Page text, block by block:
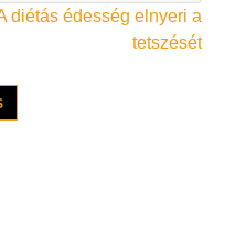
diétás édesség elnyeri a
tetszését